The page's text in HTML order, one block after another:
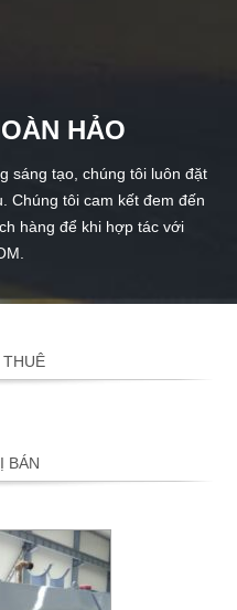
HẢO
sáng tạo, chúng tôi luôn đặt
Chúng tôi cam kết đem đến
hàng để khi hợp tác với
BÁN